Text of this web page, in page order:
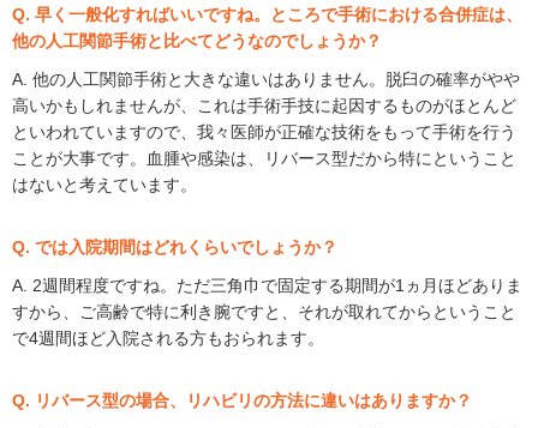
Q. 早く一般化すればいいですね。ところで手術における合併症は、
他の人工関節手術と比べてどうなのでしょうか？
A. 他の人工関節手術と大きな違いはありません。脱臼の確率がやや
高いかもしれませんが、これは手術手技に起因するものがほとんど
といわれていますので、我々医師が正確な技術をもって手術を行う
ことが大事です。血腫や感染は、リバース型だから特にということ
はないと考えています。
Q. では入院期間はどれくらいでしょうか？
A. 2週間程度ですね。ただ三角巾で固定する期間が1ヵ月ほどありま
すから、ご高齢で特に利き腕ですと、それが取れてからということ
で4週間ほど入院される方もおられます。
Q. リバース型の場合、リハビリの方法に違いはありますか？